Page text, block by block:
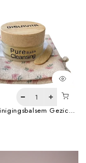
Puur Reinigingsbalsem Gezichtsreiniger